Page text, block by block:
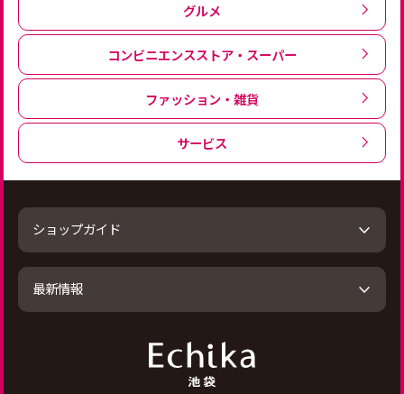
グルメ
コンビニエンスストア・スーパー
ファッション・雑貨
サービス
ショップガイド
最新情報